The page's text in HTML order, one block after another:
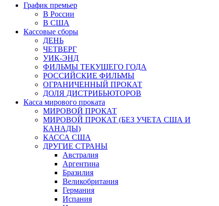
График премьер
В России
В США
Кассовые сборы
ДЕНЬ
ЧЕТВЕРГ
УИК-ЭНД
ФИЛЬМЫ ТЕКУЩЕГО ГОДА
РОССИЙСКИЕ ФИЛЬМЫ
ОГРАНИЧЕННЫЙ ПРОКАТ
ДОЛЯ ДИСТРИБЬЮТОРОВ
Касса мирового проката
МИРОВОЙ ПРОКАТ
МИРОВОЙ ПРОКАТ (БЕЗ УЧЕТА США И
КАНАДЫ)
КАССА США
ДРУГИЕ СТРАНЫ
Австралия
Аргентина
Бразилия
Великобритания
Германия
Испания